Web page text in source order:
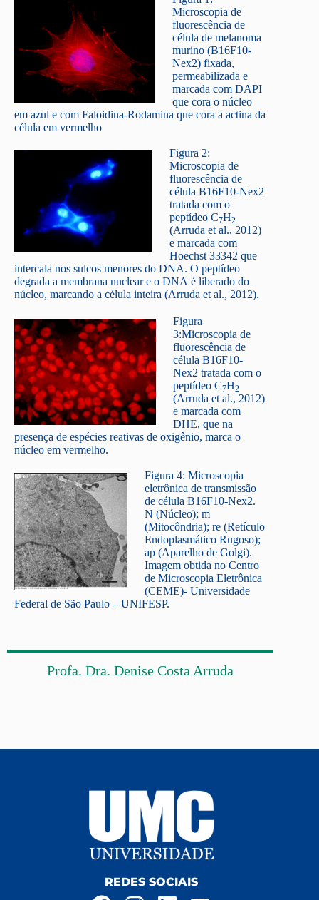
Microscopia de
fluorescência de
célula de melanoma
murino (B16F10-
Nex2) fixada,
permeabilizada e
marcada com DAPI
que cora o núcleo
em azul e com Faloidina-Rodamina que cora a actina da
célula em vermelho
Figura 2:
Microscopia de
fluorescência de
célula B16F10-Nex2
tratada com o
peptídeo C7H2
(Arruda et al., 2012)
e marcada com
Hoechst 33342 que
intercala nos sulcos menores do DNA. O peptídeo
degrada a membrana nuclear e o DNA é liberado do
núcleo, marcando a célula inteira (Arruda et al., 2012).
Figura
3:Microscopia de
fluorescência de
célula B16F10-
Nex2 tratada com o
peptídeo C7H2
(Arruda et al., 2012)
e marcada com
DHE, que na
presença de espécies reativas de oxigênio, marca o
núcleo em vermelho.
Figura 4: Microscopia
eletrônica de transmissão
de célula B16F10-Nex2.
N (Núcleo); m
(Mitocôndria); re (Retículo
Endoplasmático Rugoso);
ap (Aparelho de Golgi).
Imagem obtida no Centro
de Microscopia Eletrônica
(CEME)- Universidade
Federal de São Paulo – UNIFESP.
Profa. Dra. Denise Costa Arruda
REDES SOCIAIS